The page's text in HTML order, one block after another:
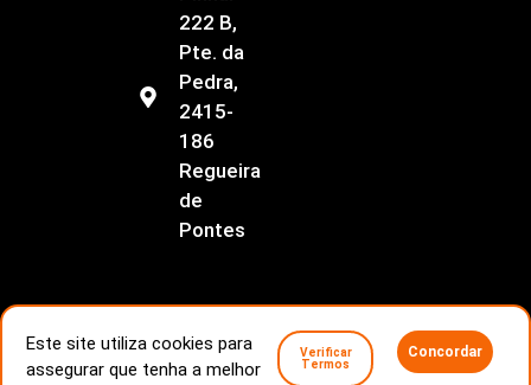
222 B,
Pte. da
Pedra,
2415-
186
Regueira
de
Pontes
Livro de Reclamações
Conflitos de consumo
Este site utiliza cookies para
assegurar que tenha a melhor
Verificar
Termos
Concordar